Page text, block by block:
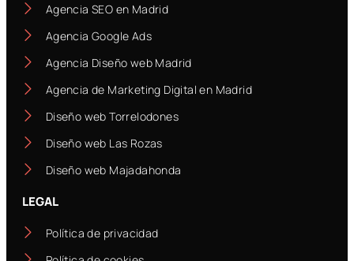
Agencia SEO en Madrid
Agencia Google Ads
Agencia Diseño web Madrid
Agencia de Marketing Digital en Madrid
Diseño web Torrelodones
Diseño web Las Rozas
Diseño web Majadahonda
LEGAL
Política de privacidad